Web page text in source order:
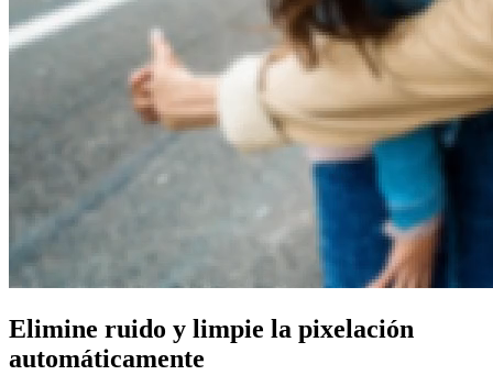
Elimine ruido y limpie la pixelación
automáticamente